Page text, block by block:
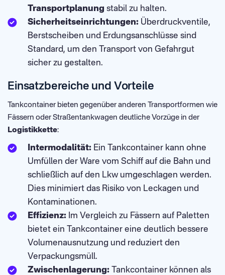
Transportplanung stabil zu halten.
Sicherheitseinrichtungen: Überdruckventile,
Berstscheiben und Erdungsanschlüsse sind
Standard, um den Transport von Gefahrgut
sicher zu gestalten.
Einsatzbereiche und Vorteile
Tankcontainer bieten gegenüber anderen Transportformen wie
Fässern oder Straßentankwagen deutliche Vorzüge in der
Logistikkette:
Intermodalität: Ein Tankcontainer kann ohne
Umfüllen der Ware vom Schiff auf die Bahn und
schließlich auf den Lkw umgeschlagen werden.
Dies minimiert das Risiko von Leckagen und
Kontaminationen.
Effizienz: Im Vergleich zu Fässern auf Paletten
bietet ein Tankcontainer eine deutlich bessere
Volumenausnutzung und reduziert den
Verpackungsmüll.
Zwischenlagerung: Tankcontainer können als